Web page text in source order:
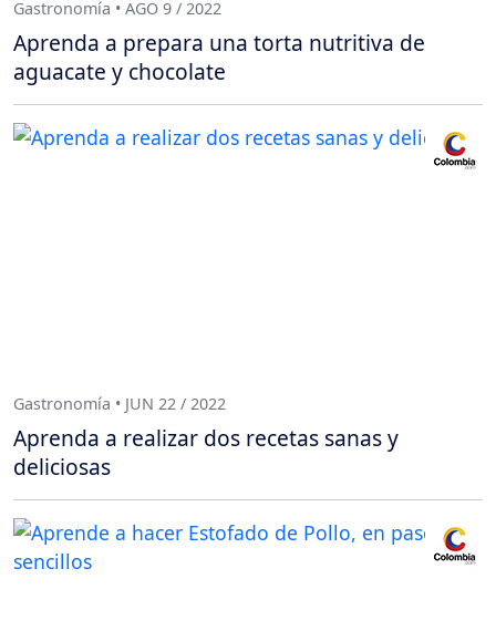
Gastronomía • AGO 9 / 2022
Aprenda a prepara una torta nutritiva de
aguacate y chocolate
Gastronomía • JUN 22 / 2022
Aprenda a realizar dos recetas sanas y
deliciosas